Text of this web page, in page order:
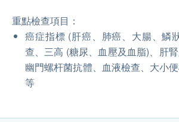
重點檢查項目：
癌症指標 (肝癌、肺癌、大腸、鱗
查、三高 (糖尿、血壓及血脂)、肝腎
幽門螺杆菌抗體、血液檢查、大小
等